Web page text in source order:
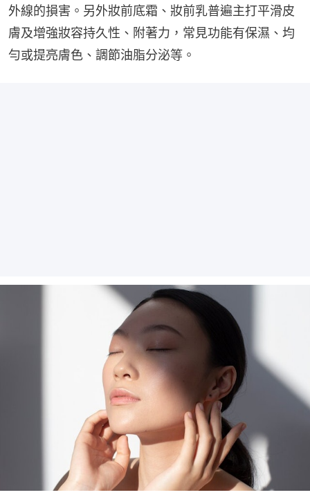
外線的損害。另外妝前底霜、妝前乳普遍主打平滑皮
膚及增強妝容持久性、附著力，常見功能有保濕、均
勻或提亮膚色、調節油脂分泌等。